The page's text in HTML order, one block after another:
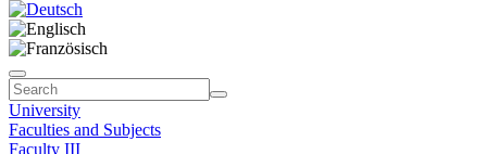
University
Faculties and Subjects
Faculty III